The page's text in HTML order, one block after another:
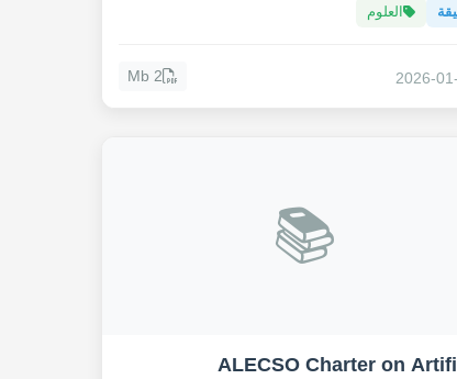
العلوم
2026-
2 Mb
📚
ALECSO Charter on